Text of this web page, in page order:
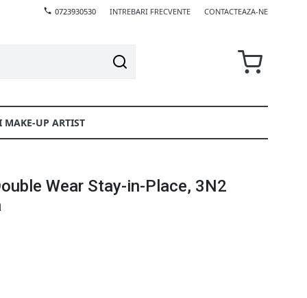
0723930530 INTREBARI FRECVENTE CONTACTEAZA-NE
MAKE-UP ARTIST
Wear Stay-in-Place, 3N2